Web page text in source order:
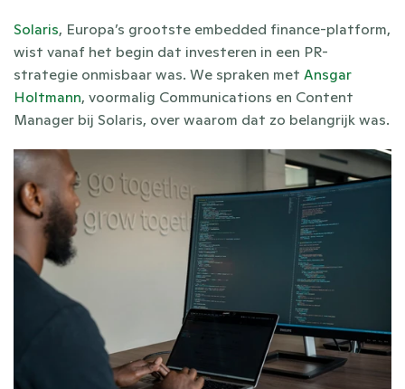
Solaris, Europa’s grootste embedded finance-platform,
wist vanaf het begin dat investeren in een PR-
strategie onmisbaar was. We spraken met Ansgar
Holtmann, voormalig Communications en Content
Manager bij Solaris, over waarom dat zo belangrijk was.